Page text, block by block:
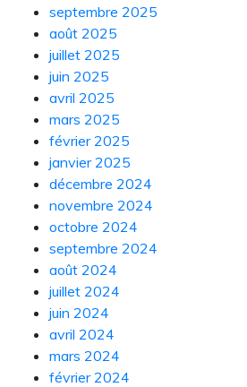
septembre 2025
août 2025
juillet 2025
juin 2025
avril 2025
mars 2025
février 2025
janvier 2025
décembre 2024
novembre 2024
octobre 2024
septembre 2024
août 2024
juillet 2024
juin 2024
avril 2024
mars 2024
février 2024